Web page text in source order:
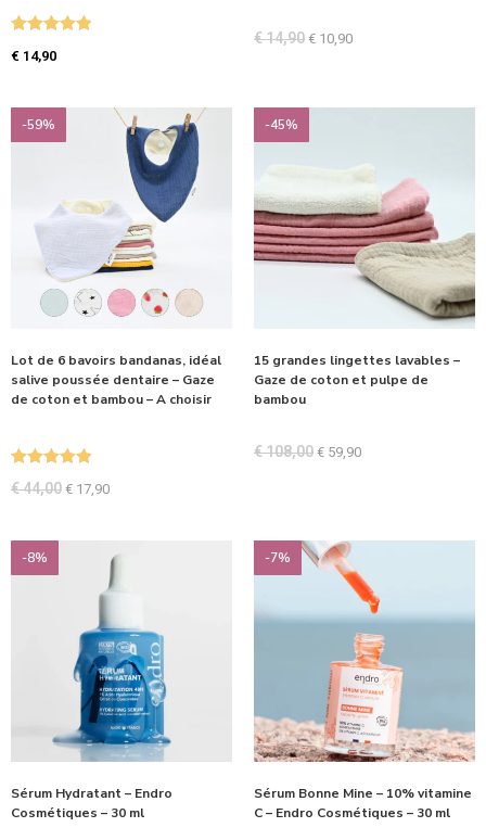
€ 14,90
€14,90 € 10,90
-59%
Lot de 6 bavoirs bandanas, idéal
salive poussée dentaire – Gaze
de coton et bambou – A choisir
€44,00 € 17,90
-45%
15 grandes lingettes lavables –
Gaze de coton et pulpe de
bambou
€108,00 € 59,90
-8%
Sérum Hydratant – Endro
Cosmétiques – 30 ml
-7%
Sérum Bonne Mine – 10% vitamine
C – Endro Cosmétiques – 30 ml